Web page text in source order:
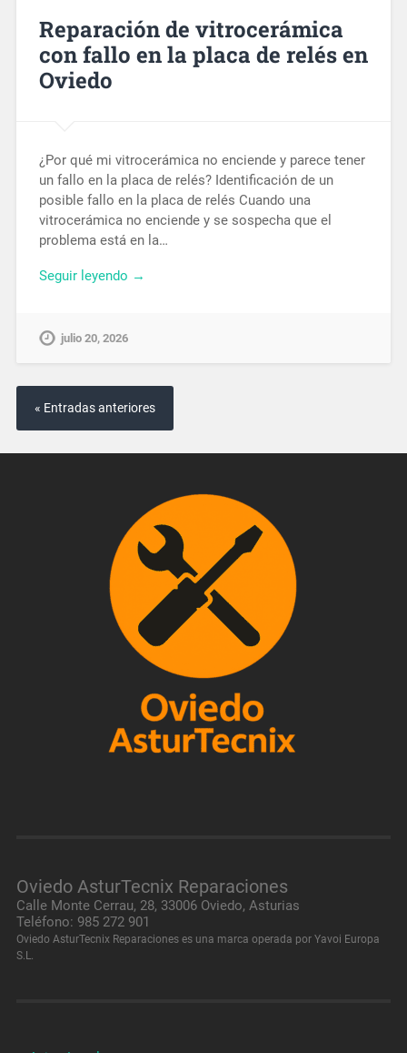
Reparación de vitrocerámica
con fallo en la placa de relés en
Oviedo
¿Por qué mi vitrocerámica no enciende y parece tener
un fallo en la placa de relés? Identificación de un
posible fallo en la placa de relés Cuando una
vitrocerámica no enciende y se sospecha que el
problema está en la…
Seguir leyendo →
julio 20, 2026
« Entradas anteriores
Oviedo AsturTecnix Reparaciones
Calle Monte Cerrau, 28, 33006 Oviedo, Asturias
Teléfono: 985 272 901
Oviedo AsturTecnix Reparaciones es una marca operada por Yavoi Europa
S.L.